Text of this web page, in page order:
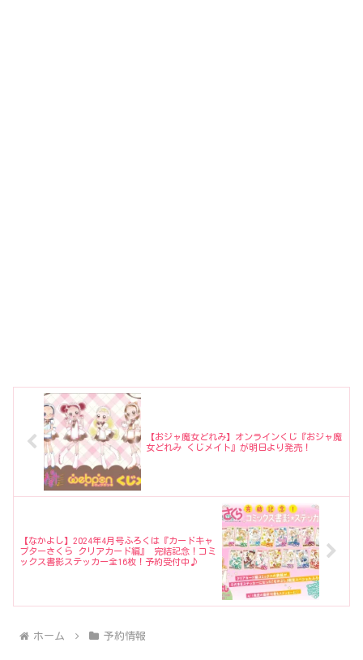
【おジャ魔女どれみ】オンラインくじ『おジャ魔
女どれみ くじメイト』が明日より発売！
【なかよし】2024年4月号ふろくは『カードキャ
プターさくら クリアカード編』 完結記念！コミ
ックス書影ステッカー全16枚！予約受付中♪
ホーム 予約情報